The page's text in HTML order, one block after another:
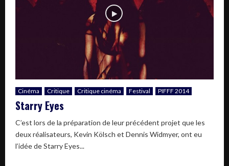
Cinéma Critique Critique cinéma Festival PIFFF 2014
Starry Eyes
C’est lors de la préparation de leur précédent projet que les
deux réalisateurs, Kevin Kölsch et Dennis Widmyer, ont eu
l’idée de Starry Eyes...